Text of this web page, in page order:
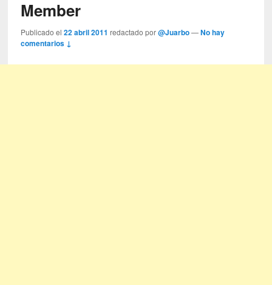
Member
Publicado el22 abril 2011 redactado por@Juarbo —No hay
comentarios ↓